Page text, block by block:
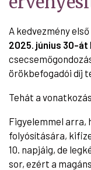
A kedvezmény
2025. június 30-
örökbefogadói díj
Tehát a
Figyelemmel arra,
folyósítására,
10. napjáig, de
sor, ezért a